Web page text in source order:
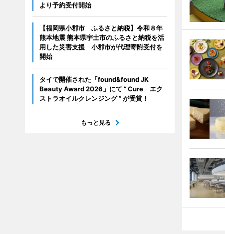
より予約受付開始
【福岡県小郡市 ふるさと納税】令和８年
熊本地震 熊本県宇土市のふるさと納税を活
用した災害支援 小郡市が代理寄附受付を
開始
タイで開催された「found&found JK
Beauty Award 2026」にて “ Cure エク
ストラオイルクレンジング ” が受賞！
もっと見る